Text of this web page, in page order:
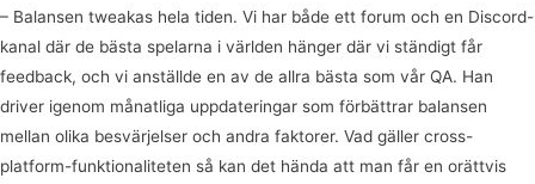
– Balansen tweakas hela tiden. Vi har både ett forum och en Discord-
kanal där de bästa spelarna i världen hänger där vi ständigt får
feedback, och vi anställde en av de allra bästa som vår QA. Han
driver igenom månatliga uppdateringar som förbättrar balansen
mellan olika besvärjelser och andra faktorer. Vad gäller cross-
platform-funktionaliteten så kan det hända att man får en orättvis